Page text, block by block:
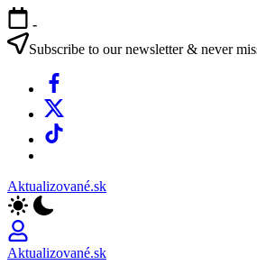
Skip
to
content
-
Subscribe to our newsletter & never
Facebook
X
TikTok
Aktualizované.sk
Aktualizované.sk